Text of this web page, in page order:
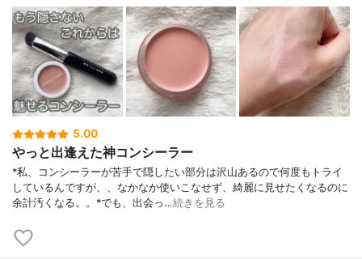
5.00
やっと出逢えた神コンシーラー
*私、コンシーラーが苦手で隠したい部分は沢山あるので何度もトライ
しているんですが、、なかなか使いこなせず、綺麗に見せたくなるのに
余計汚くなる。。⁡*でも、出会っ…続きを見る